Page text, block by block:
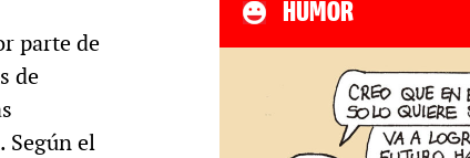
parte de
de
Según el
HUMOR